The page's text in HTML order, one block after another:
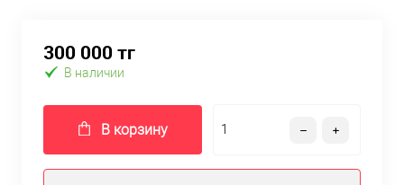
300 000 тг
В наличии
В корзину